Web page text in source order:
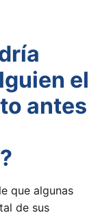
el
antes
que algunas
de sus